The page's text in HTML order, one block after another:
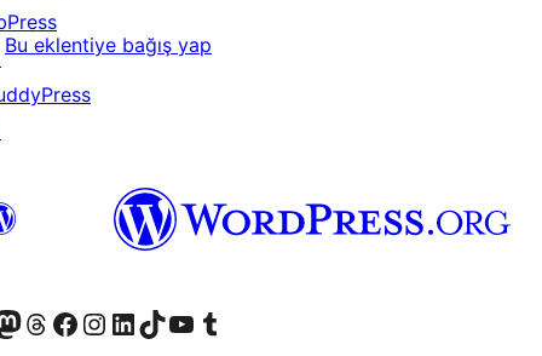
Bu eklentiye bağış yap
edin
hesabımızı ziyaret edin
Threads hesabımızı ziyaret edinFacebook sayfamızı ziyaret edinInstagram hesabımızı ziyaret edinLinkedIn hesabımızı ziyaret edinTikTok hesabımızı ziyaret edinYouTube kanalımızı ziyaret edinTumblr hesabımızı ziyaret edin